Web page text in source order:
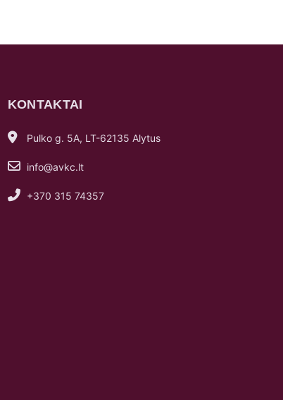
KONTAKTAI
Pulko g. 5A, LT-62135 Alytus
info@avkc.lt
+370 315 74357